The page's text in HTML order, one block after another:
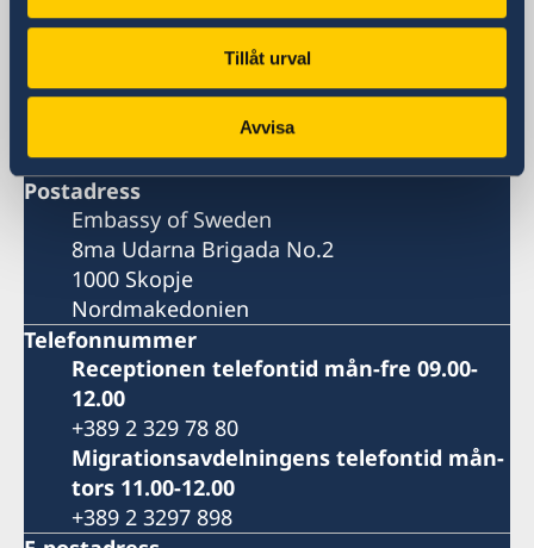
Tillåt urval
Avvisa
Sveriges ambassad i Skopje
Besöksadress
8ma Udarna Brigada No.2
Skopje
Postadress
Embassy of Sweden
8ma Udarna Brigada No.2
1000 Skopje
Nordmakedonien
Telefonnummer
Receptionen telefontid mån-fre 09.00-
12.00
+389 2 329 78 80
Migrationsavdelningens telefontid mån-
tors 11.00-12.00
+389 2 3297 898